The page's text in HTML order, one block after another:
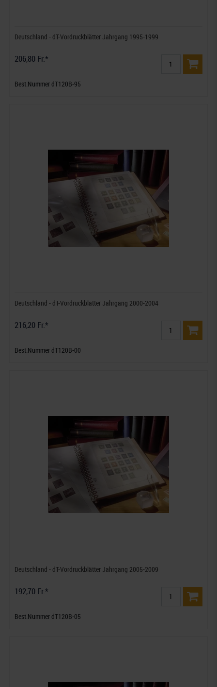
Deutschland - dT-Vordruckblätter Jahrgang 1995-1999
206,80 Fr.*
Best.Nummer dT120B-95
Deutschland - dT-Vordruckblätter Jahrgang 2000-2004
216,20 Fr.*
Best.Nummer dT120B-00
Deutschland - dT-Vordruckblätter Jahrgang 2005-2009
192,70 Fr.*
Best.Nummer dT120B-05